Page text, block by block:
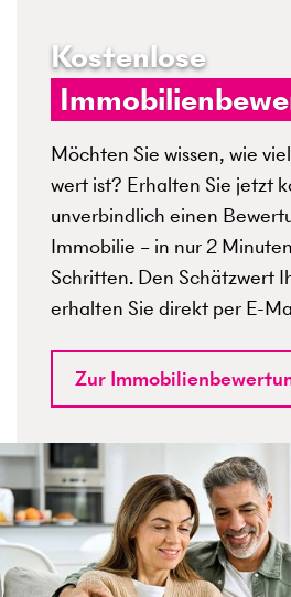
Kostenlose
Möchten Sie wissen, wie
wert ist? Erhalten Sie jetzt
unverbindlich einen
Immobilie – in nur 2
Schritten. Den Schätzwert
erhalten Sie direkt per E-
Zur